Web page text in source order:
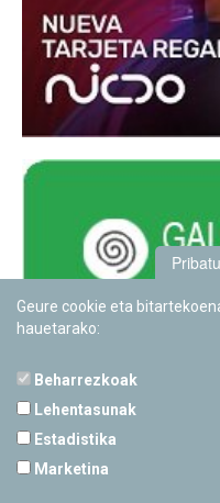
Geure cookie eta
hauetarako:
Beharrezkoak
Lehentasunak
Estadistika
Marketina